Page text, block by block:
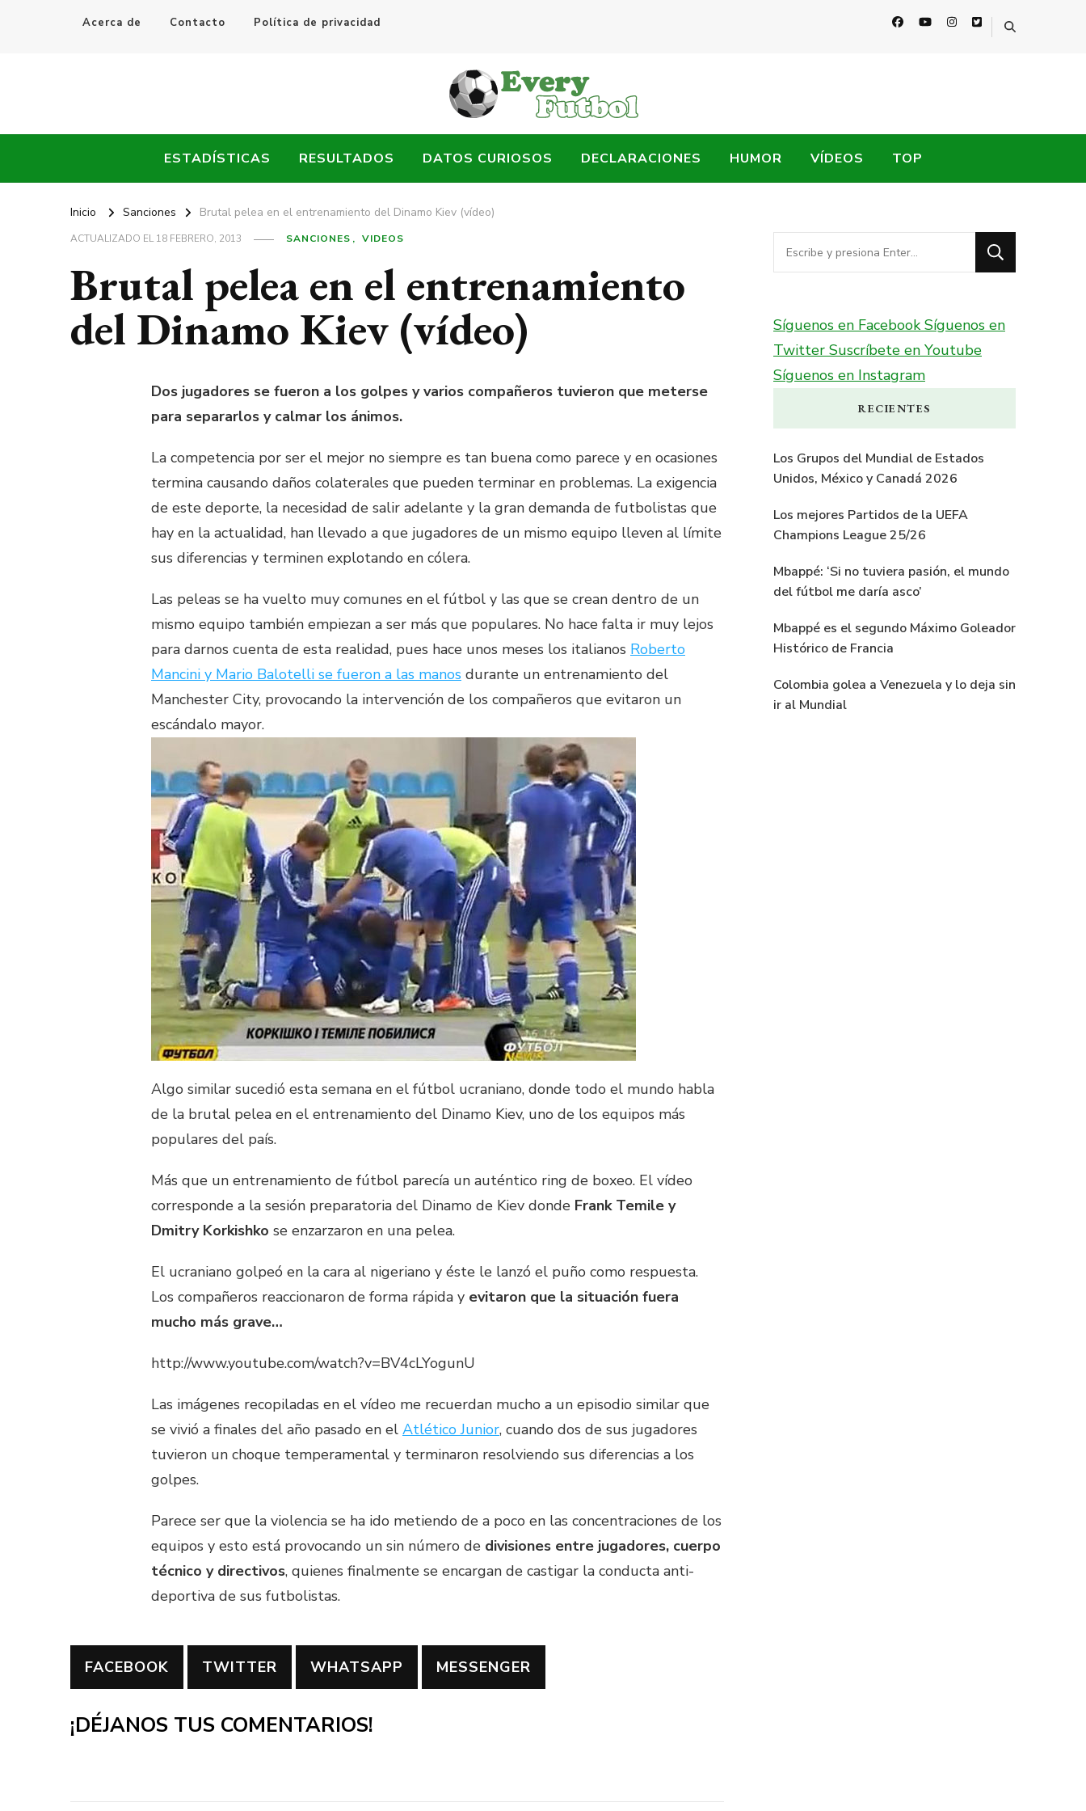
Acerca de Contacto Política de privacidad
Every Fútbol
ESTADÍSTICAS RESULTADOS DATOS CURIOSOS DECLARACIONES HUMOR VÍDEOS TOP
Inicio Sanciones Brutal pelea en el entrenamiento del Dinamo Kiev (vídeo)
ACTUALIZADO EL18 FEBRERO, 2013 SANCIONES VIDEOS
Brutal pelea en el entrenamiento
del Dinamo Kiev (vídeo)
Dos jugadores se fueron a los golpes y varios compañeros tuvieron que meterse
para separarlos y calmar los ánimos.
La competencia por ser el mejor no siempre es tan buena como parece y en ocasiones
termina causando daños colaterales que pueden terminar en problemas. La exigencia
de este deporte, la necesidad de salir adelante y la gran demanda de futbolistas que
hay en la actualidad, han llevado a que jugadores de un mismo equipo lleven al límite
sus diferencias y terminen explotando en cólera.
Las peleas se ha vuelto muy comunes en el fútbol y las que se crean dentro de un
mismo equipo también empiezan a ser más que populares. No hace falta ir muy lejos
para darnos cuenta de esta realidad, pues hace unos meses los italianos Roberto
Mancini y Mario Balotelli se fueron a las manos durante un entrenamiento del
Manchester City, provocando la intervención de los compañeros que evitaron un
escándalo mayor.
Algo similar sucedió esta semana en el fútbol ucraniano, donde todo el mundo habla
de la brutal pelea en el entrenamiento del Dinamo Kiev, uno de los equipos más
populares del país.
Más que un entrenamiento de fútbol parecía un auténtico ring de boxeo. El vídeo
corresponde a la sesión preparatoria del Dinamo de Kiev donde Frank Temile y
Dmitry Korkishko se enzarzaron en una pelea.
El ucraniano golpeó en la cara al nigeriano y éste le lanzó el puño como respuesta.
Los compañeros reaccionaron de forma rápida y evitaron que la situación fuera
mucho más grave…
http://www.youtube.com/watch?v=BV4cLYogunU
Las imágenes recopiladas en el vídeo me recuerdan mucho a un episodio similar que
se vivió a finales del año pasado en el Atlético Junior, cuando dos de sus jugadores
tuvieron un choque temperamental y terminaron resolviendo sus diferencias a los
golpes.
Parece ser que la violencia se ha ido metiendo de a poco en las concentraciones de los
equipos y esto está provocando un sin número de divisiones entre jugadores, cuerpo
técnico y directivos, quienes finalmente se encargan de castigar la conducta anti-
deportiva de sus futbolistas.
FACEBOOK TWITTER WHATSAPP MESSENGER
¡DÉJANOS TUS COMENTARIOS!
¿Buscas
algo?
Síguenos en FacebookSíguenos en
Twitter Suscríbete en Youtube
Síguenos en Instagram
RECIENTES
Los Grupos del Mundial de Estados
Unidos, México y Canadá 2026
Los mejores Partidos de la UEFA
Champions League 25/26
Mbappé: ‘Si no tuviera pasión, el mundo
del fútbol me daría asco’
Mbappé es el segundo Máximo Goleador
Histórico de Francia
Colombia golea a Venezuela y lo deja sin
ir al Mundial